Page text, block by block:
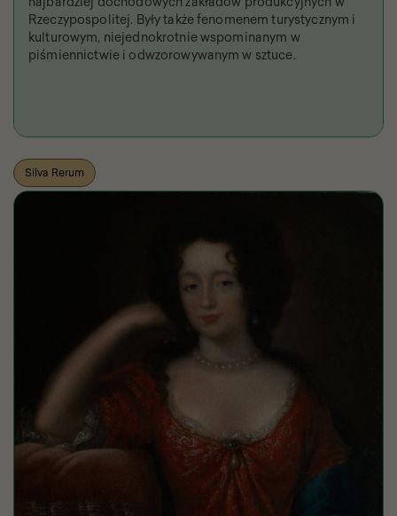
Rzeczypospolitej. Były także fenomenem turystycznym i
kulturowym, niejednokrotnie wspominanym w
piśmiennictwie i odwzorowywanym w sztuce.
Silva Rerum